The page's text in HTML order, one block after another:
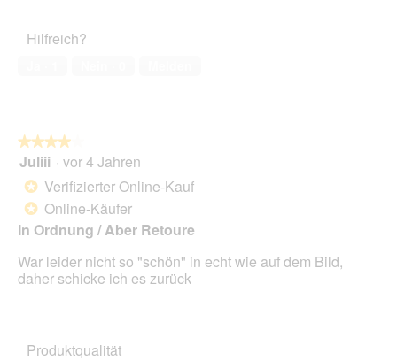
5
Hilfreich?
★★★★★
★★★★★
4
Sternen.
Juliii · vor 4 Jahren
* Verifizierter Online-Kauf
* Online-Käufer
In Ordnung / Aber Retoure
War leider nicht so "schön" in echt wie auf dem Bild,
daher schicke ich es zurück
Produktqualität